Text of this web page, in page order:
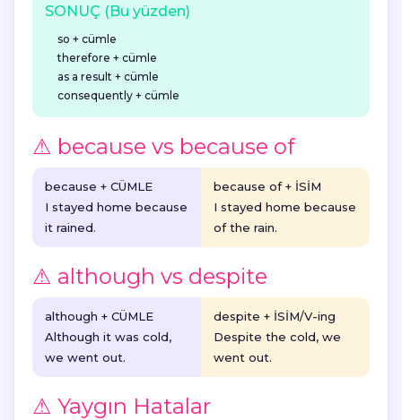
SONUÇ (Bu yüzden)
so + cümle
therefore + cümle
as a result + cümle
consequently + cümle
⚠ because vs because of
because + CÜMLE
I stayed home because
it rained.
because of + İSİM
I stayed home because
of the rain.
⚠ although vs despite
although + CÜMLE
Although it was cold,
we went out.
despite + İSİM/V-ing
Despite the cold, we
went out.
⚠ Yaygın Hatalar